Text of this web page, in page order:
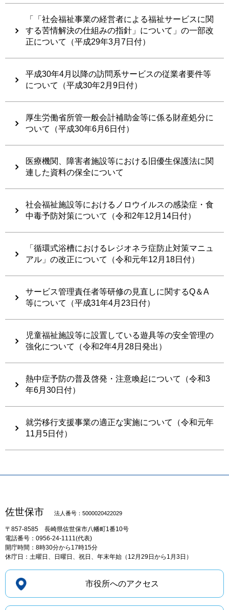
「「社会福祉事業の経営者による福祉サービスに関
する苦情解決の仕組みの指針」について」の一部改
正について（平成29年3月7日付）
平成30年4月以降の訪問系サービスの従業者要件等
について（平成30年2月9日付）
厚生労働省所管一般会計補助金等に係る財産処分に
ついて（平成30年6月6日付）
医療機関、障害者施設等における旧優生保護法に関
連した資料の保全について
社会福祉施設等におけるノロウイルスの感染症・食
中毒予防対策について（令和2年12月14日付）
「循環式浴槽におけるレジオネラ症防止対策マニュ
アル」の改正について（令和元年12月18日付）
サービス管理責任者等研修の見直しに関するQ＆A
等について（平成31年4月23日付）
児童福祉施設等に設置している遊具等の安全管理の
強化について（令和2年4月28日発出）
熱中症予防の普及啓発・注意喚起について（令和3
年6月30日付）
就労移行支援事業の適正な実施について（令和元年
11月5日付）
佐世保市 法人番号：5000020422029
〒857-8585 長崎県佐世保市八幡町1番10号
電話番号：0956-24-1111(代表)
開庁時間：8時30分から17時15分
休庁日：土曜日、日曜日、祝日、年末年始（12月29日から1月3日）
市役所へのアクセス